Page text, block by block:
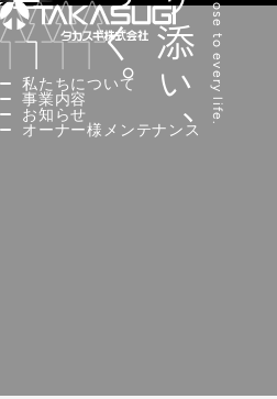
私たちについて
事業内容
お知らせ
オーナー様メンテナンス